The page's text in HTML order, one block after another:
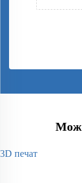
3D печат